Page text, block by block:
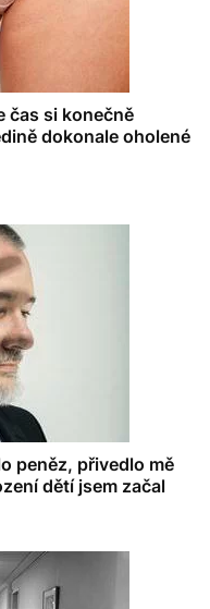
čas si konečně
dokonale oholené
peněz, přivedlo mě
dětí jsem začal